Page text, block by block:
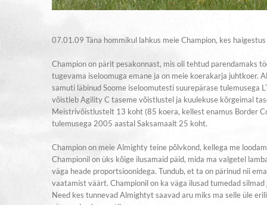
07.01.09 Täna hommikul lahkus meie Champion, kes
Champion on pärit pesakonnast, mis oli tehtud parendamaks
tugevama iseloomuga emane ja on meie koerakarja juhtkoer.
samuti läbinud Soome iseloomutesti suurepärase tulemusega
võistleb Agility C taseme võistlustel ja kuulekuse kõrgeimal
Meistrivõistlustelt 13 koht (85 koera, kellest enamus Border
tulemusega 2005 aastal Saksamaalt 25 koht.
Champion on meie Almighty teine põlvkond, kellega me
Championil on üks kõige ilusamaid päid, mida ma valgetel
väga heade proportsioonidega. Tundub, et ta on pärinud nii
vaatamist väärt. Championil on ka väga ilusad tumedad
Need kes tunnevad Almightyt saavad aru miks ma selle üle